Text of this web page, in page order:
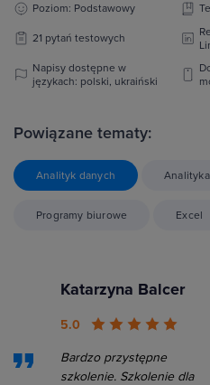
Poziom: Podstawowy
21 pytań testowych
Napisy dostępne w
językach: polski, ukraiński
Powiązane tematy:
Analityk danych
Programy biurowe Excel
Katarzyna Balcer
5.0
Bardzo przystępne
szkolenie. Szkolenie dla